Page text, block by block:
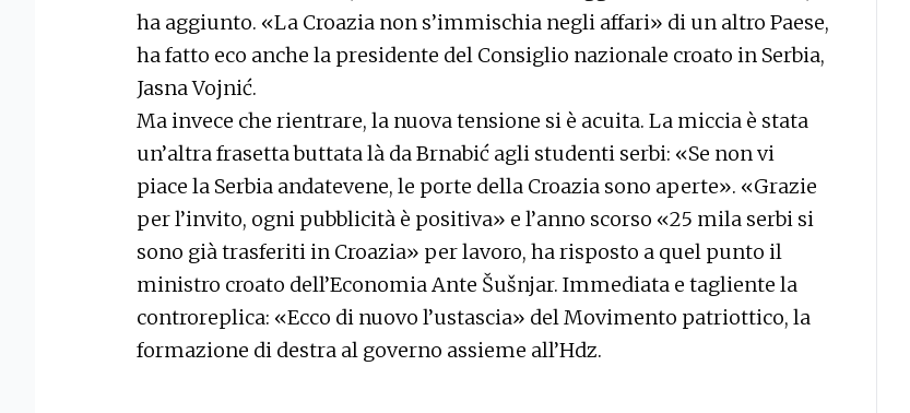
ha aggiunto. «La Croazia non s’immischia negli affari» di un altro Paese,
ha fatto eco anche la presidente del Consiglio nazionale croato in Serbia,
Jasna Vojnić.
Ma invece che rientrare, la nuova tensione si è acuita. La miccia è stata
un’altra frasetta buttata là da Brnabić agli studenti serbi: «Se non vi
piace la Serbia andatevene, le porte della Croazia sono aperte». «Grazie
per l’invito, ogni pubblicità è positiva» e l’anno scorso «25 mila serbi si
sono già trasferiti in Croazia» per lavoro, ha risposto a quel punto il
ministro croato dell’Economia Ante Šušnjar. Immediata e tagliente la
controreplica: «Ecco di nuovo l’ustascia» del Movimento patriottico, la
formazione di destra al governo assieme all’Hdz.